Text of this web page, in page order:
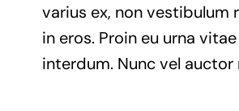
varius ex, non vestibulum
in eros. Proin eu urna
interdum. Nunc vel auctor